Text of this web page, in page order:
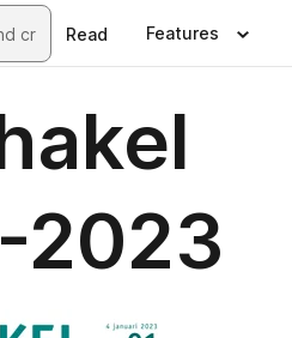
Read Features
2023